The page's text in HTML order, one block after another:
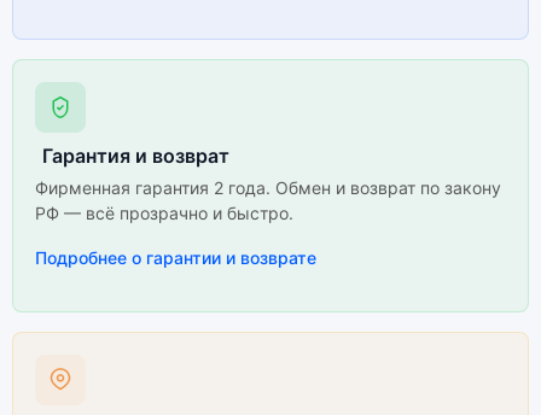
Гарантия и возврат
Фирменная гарантия 2 года. Обмен и возврат по закону
РФ — всё прозрачно и быстро.
Подробнее о гарантии и возврате